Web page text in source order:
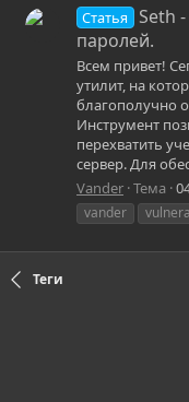
Статья
Seth
паролей.
Всем привет!
утилит, на
благополучно
Инструмент
перехватить
сервер. Для
Vander Тема
vander
Теги